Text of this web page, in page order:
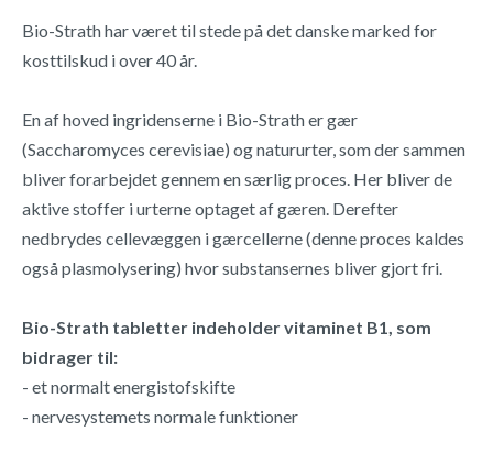
Bio-Strath har været til stede på det danske marked for
kosttilskud i over 40 år.
En af hoved ingridenserne i Bio-Strath er gær
(Saccharomyces cerevisiae) og natururter, som der sammen
bliver forarbejdet gennem en særlig proces. Her bliver de
aktive stoffer i urterne optaget af gæren. Derefter
nedbrydes cellevæggen i gærcellerne (denne proces kaldes
også plasmolysering) hvor substansernes bliver gjort fri.
Bio-Strath tabletter indeholder vitaminet B1, som
bidrager til:
- et normalt energistofskifte
- nervesystemets normale funktioner